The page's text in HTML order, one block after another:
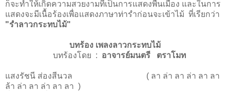
ก็จะทำให้เกิดความสวยงามที่เป็นการแสดงพื้นเมือง และในการ
แสดงจะมีเนื้อร้องเพื่อแสดงภาษาท่ารำก่อนจะเข้าไม้ ที่เรียกว่า
"รำลาวกระทบไม้"
บทร้อง เพลงลาวกระทบไม้
บทร้องโดย : อาจารย์มนตรี ตราโมท
แสงรัชนี ส่องสีนวล ( ลา ล่า ลา ล่า ลา ลา
ล้า ล่า ลา ล่า ลา ลา )